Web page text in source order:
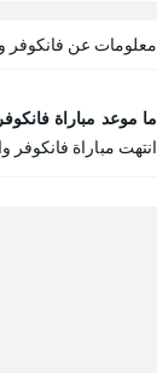
معلومات عن فانكوفر
ما موعد مباراة
انتهت مباراة فانكوفر